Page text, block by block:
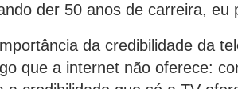
der 50 anos de carreira, eu
da credibilidade da
que a internet não oferece: